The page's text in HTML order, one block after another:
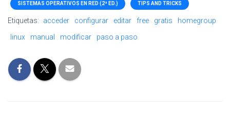
SISTEMAS OPERATIVOS EN RED (2ª ED.) TIPS AND TRICKS
Etiquetas: acceder configurar editar free gratis
homegroup
linux
manual modificar paso a paso